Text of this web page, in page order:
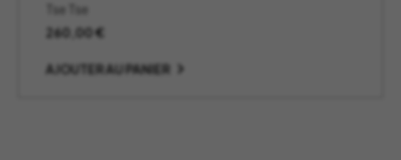
Tse Tse
260,00€
AJOUTER AU PANIER